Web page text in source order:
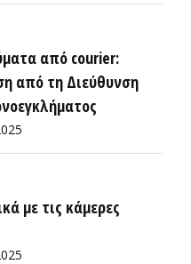
από courier:
από τη Διεύθυνση
με τις κάμερες